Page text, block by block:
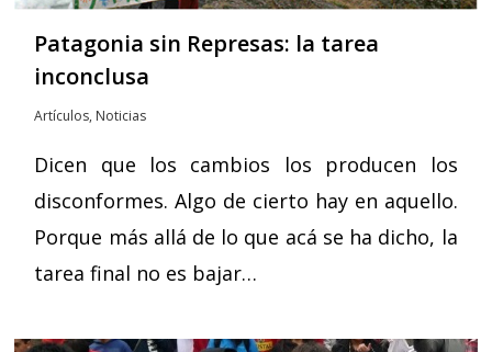
Patagonia sin Represas: la tarea
inconclusa
Artículos, Noticias
Dicen que los cambios los producen los
disconformes. Algo de cierto hay en aquello.
Porque más allá de lo que acá se ha dicho, la
tarea final no es bajar…